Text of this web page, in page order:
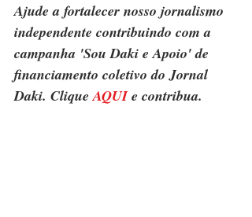
Ajude a fortalecer nosso jornalismo
independente contribuindo com a
campanha 'Sou Daki e Apoio' de
financiamento coletivo do Jornal
Daki. Clique AQUI e contribua.